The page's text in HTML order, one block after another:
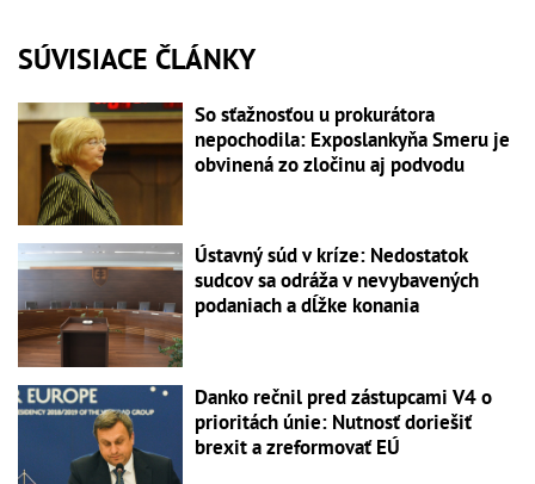
SÚVISIACE ČLÁNKY
So sťažnosťou u prokurátora
nepochodila: Exposlankyňa Smeru je
obvinená zo zločinu aj podvodu
Ústavný súd v kríze: Nedostatok
sudcov sa odráža v nevybavených
podaniach a dĺžke konania
Danko rečnil pred zástupcami V4 o
prioritách únie: Nutnosť doriešiť
brexit a zreformovať EÚ